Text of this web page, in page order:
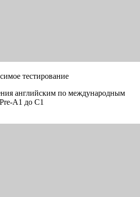
тестирование
английским по международным
A1 до C1